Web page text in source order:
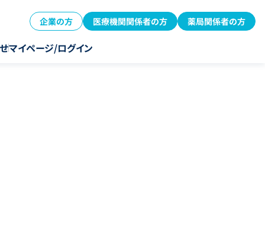
企業の方 医療機関関係者の方 薬局関係者の方
マイページ/ログイン